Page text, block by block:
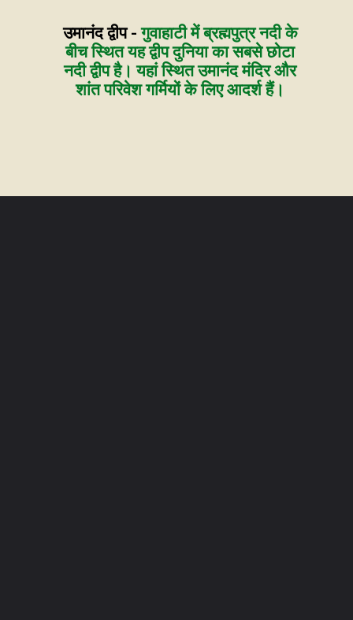
उमानंद द्वीप - गुवाहाटी में ब्रह्मपुत्र नदी के
बीच स्थित यह द्वीप दुनिया का सबसे छोटा
नदी द्वीप है। यहां स्थित उमानंद मंदिर और
शांत परिवेश गर्मियों के लिए आदर्श हैं।